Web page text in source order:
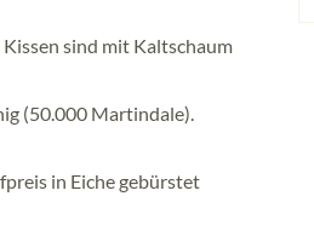
sind mit Kaltschaum
(50.000 Martindale).
in Eiche gebürstet